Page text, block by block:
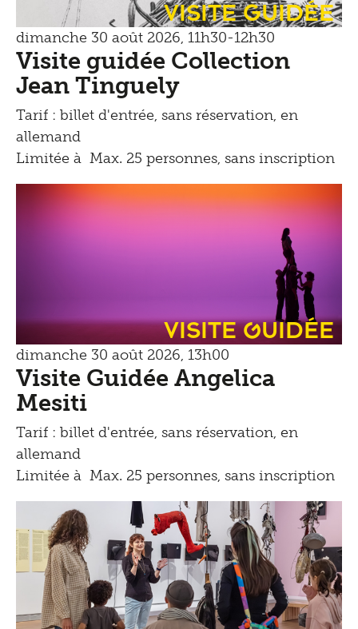
Visite guidée
dimanche 30 août 2026, 11h30-12h30
Visite guidée Collection
Jean Tinguely
Tarif : billet d'entrée, sans réservation, en
allemand
Limitée à Max. 25 personnes, sans inscription
Visite Guidée
dimanche 30 août 2026, 13h00
Visite Guidée Angelica
Mesiti
Tarif : billet d'entrée, sans réservation, en
allemand
Limitée à Max. 25 personnes, sans inscription